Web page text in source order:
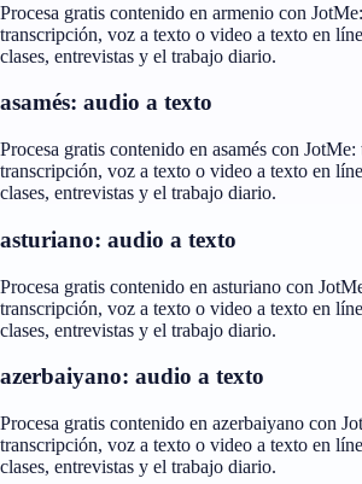
Procesa gratis contenido en armenio con
transcripción, voz a texto o video a texto en
clases, entrevistas y el trabajo diario.
asamés: audio a texto
Procesa gratis contenido en asamés con
transcripción, voz a texto o video a texto en
clases, entrevistas y el trabajo diario.
asturiano: audio a texto
Procesa gratis contenido en asturiano con
transcripción, voz a texto o video a texto en
clases, entrevistas y el trabajo diario.
azerbaiyano: audio a texto
Procesa gratis contenido en azerbaiyano con
transcripción, voz a texto o video a texto en
clases, entrevistas y el trabajo diario.